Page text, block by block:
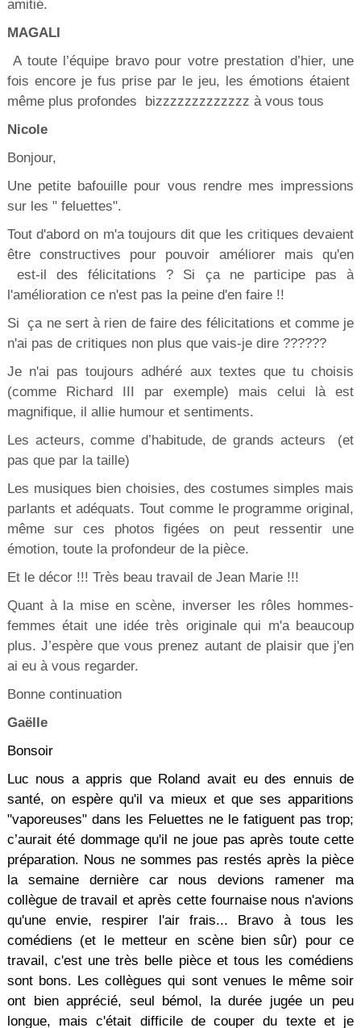
amitié.
MAGALI
A toute l’équipe bravo pour votre prestation d’hier, une
fois encore je fus prise par le jeu, les émotions étaient
même plus profondes bizzzzzzzzzzzzz à vous tous
Nicole
Bonjour,
Une petite bafouille pour vous rendre mes impressions
sur les " feluettes".
Tout d'abord on m'a toujours dit que les critiques devaient
être constructives pour pouvoir améliorer mais qu'en
est-il des félicitations ? Si ça ne participe pas à
l'amélioration ce n'est pas la peine d'en faire !!
Si ça ne sert à rien de faire des félicitations et comme je
n'ai pas de critiques non plus que vais-je dire ??????
Je n'ai pas toujours adhéré aux textes que tu choisis
(comme Richard III par exemple) mais celui là est
magnifique, il allie humour et sentiments.
Les acteurs, comme d’habitude, de grands acteurs (et
pas que par la taille)
Les musiques bien choisies, des costumes simples mais
parlants et adéquats. Tout comme le programme original,
même sur ces photos figées on peut ressentir une
émotion, toute la profondeur de la pièce.
Et le décor !!! Très beau travail de Jean Marie !!!
Quant à la mise en scène, inverser les rôles hommes-
femmes était une idée très originale qui m'a beaucoup
plus. J’espère que vous prenez autant de plaisir que j'en
ai eu à vous regarder.
Bonne continuation
Gaëlle
Bonsoir
Luc nous a appris que Roland avait eu des ennuis de
santé, on espère qu'il va mieux et que ses apparitions
"vaporeuses" dans les Feluettes ne le fatiguent pas trop;
c’aurait été dommage qu'il ne joue pas après toute cette
préparation. Nous ne sommes pas restés après la pièce
la semaine dernière car nous devions ramener ma
collègue de travail et après cette fournaise nous n'avions
qu'une envie, respirer l'air frais... Bravo à tous les
comédiens (et le metteur en scène bien sûr) pour ce
travail, c'est une très belle pièce et tous les comédiens
sont bons. Les collègues qui sont venues le même soir
ont bien apprécié, seul bémol, la durée jugée un peu
longue, mais c'était difficile de couper du texte et je